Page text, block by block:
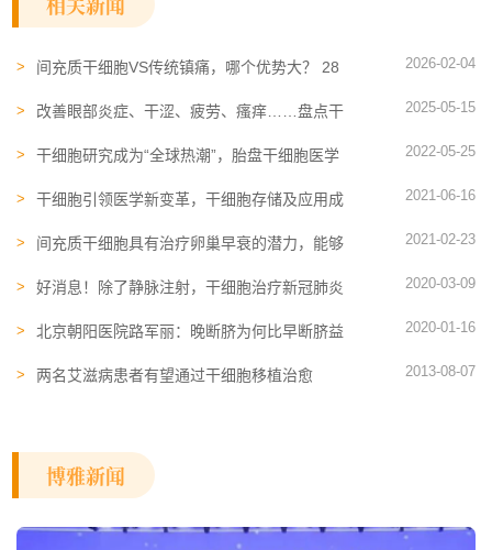
间充质干细胞VS传统镇痛，哪个优势大？ 28
2026-02-04
改善眼部炎症、干涩、疲劳、瘙痒……盘点干
2025-05-15
干细胞研究成为“全球热潮”，胎盘干细胞医学
2022-05-25
干细胞引领医学新变革，干细胞存储及应用成
2021-06-16
间充质干细胞具有治疗卵巢早衰的潜力，能够
2021-02-23
好消息！除了静脉注射，干细胞治疗新冠肺炎
2020-03-09
北京朝阳医院路军丽：晚断脐为何比早断脐益
2020-01-16
两名艾滋病患者有望通过干细胞移植治愈 2013-08-07
博雅新闻